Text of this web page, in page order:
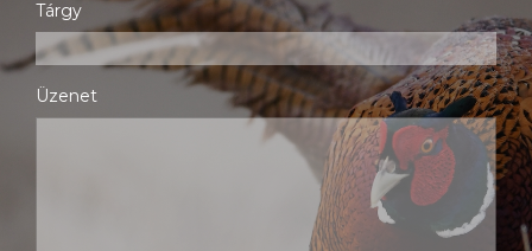
Tárgy
Üzenet